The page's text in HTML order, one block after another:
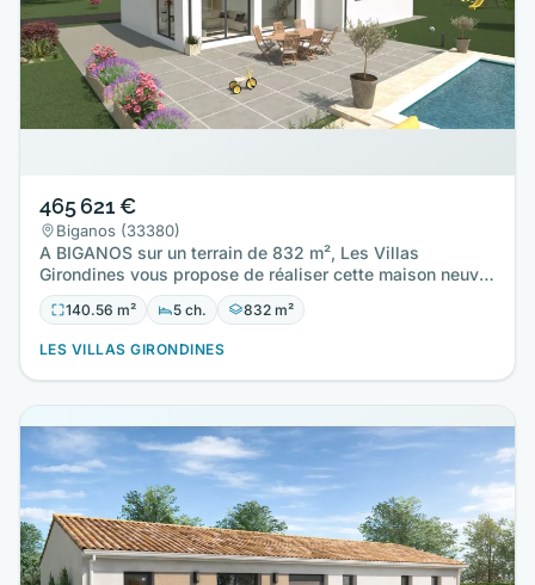
465 621 €
Biganos (33380)
A BIGANOS sur un terrain de 832 m², Les Villas
Girondines vous propose de réaliser cette maison neuve
d'une surface de…
140.56 m² 5 ch. 832 m²
LES VILLAS GIRONDINES